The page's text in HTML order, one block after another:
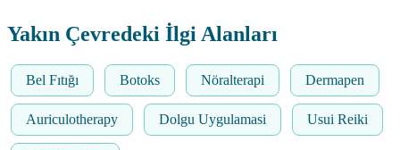
Yakın Çevredeki İlgi Alanları
Bel Fıtığı Botoks Nöralterapi Dermapen
Auriculotherapy Dolgu Uygulamasi Usui Reiki